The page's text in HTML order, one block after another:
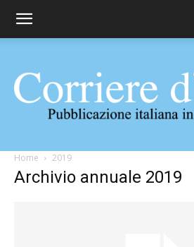
Corriere
Home 2019
Archivio annuale 2019